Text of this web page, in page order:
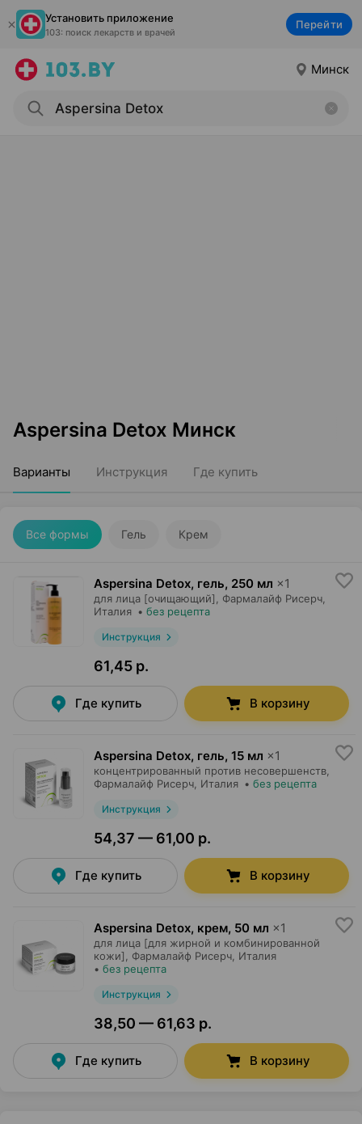
Установить приложение
103: поиск лекарств и врачей
Перейти
Минск
Aspersina Detox Минск
Варианты Инструкция Где купить
Все формы Гель Крем
Aspersina Detox, гель, 250 мл ×1
для лица [очищающий], Фармалайф Рисерч
Италия • без рецепта
Инструкция
61,45 р.
Где купить В корзину
Aspersina Detox, гель, 15 мл ×1
концентрированный против несовершенств,
Фармалайф Рисерч , Италия • без рецепта
Инструкция
54,37 — 61,00 р.
Где купить В корзину
Aspersina Detox, крем, 50 мл ×1
для лица [для жирной и комбинированной
кожи],
Фармалайф Рисерч , Италия
• без рецепта
Инструкция
38,50 — 61,63 р.
Где купить В корзину